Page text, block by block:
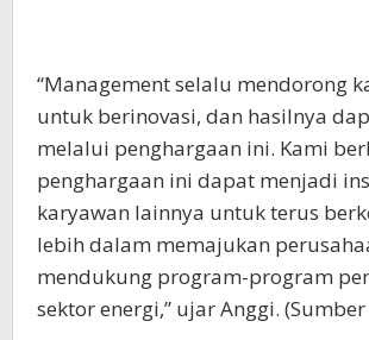
“Management selalu mendorong
untuk berinovasi, dan hasilnya
melalui penghargaan ini. Kami
penghargaan ini dapat menjadi
karyawan lainnya untuk terus
lebih dalam memajukan
mendukung program-program
sektor energi,” ujar Anggi.